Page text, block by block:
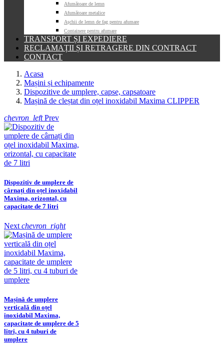
Afumătoare de lemn
Afumătoare metalice
Așchii de lemn de fag pentru afumare
Containere pentru afumare
TRANSPORT ȘI EXPEDIERE
RECLAMAȚII ȘI RETRAGERE DIN CONTRACT
CONTACT
Acasa
Mașini și echipamente
Dispozitive de umplere, capse, capsatoare
Mașină de cleștat din oțel inoxidabil Maxima CLIPPER
chevron_leftPrev
Dispozitiv de umplere de
cârnați din oțel inoxidabil
Maxima, orizontal, cu
capacitate de 7 litri
Next chevron_right
Mașină de umplere
verticală din oțel
inoxidabil Maxima,
capacitate de umplere de 5
litri, cu 4 tuburi de
umplere